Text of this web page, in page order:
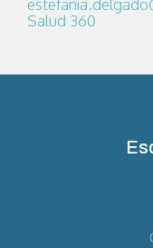
Salud 360